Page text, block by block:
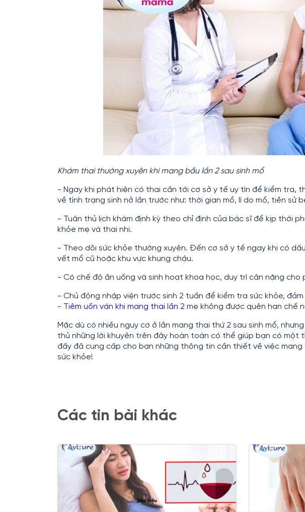
Khám thai thường xuyên khi mang bầu lần 2 sau sinh mổ
- Ngay khi phát hiện có thai cần tới cơ sở y tế uy tín để kiểm tra,
về tình trạng sinh nở lần trước như: thời gian mổ, lí do mổ, tiền sử
- Tuân thủ lịch khám định kỳ theo chỉ định của bác sĩ để kịp thời
khỏe mẹ và thai nhi.
- Theo dõi sức khỏe thường xuyên. Đến cơ sở y tế ngay khi có
vết mổ cũ hoặc khu vực khung chậu.
- Có chế độ ăn uống và sinh hoạt khoa học, duy trì cân nặng cho
- Chủ động nhập viện trước sinh 2 tuần để kiểm tra sức khỏe,
- Tiêm uốn ván khi mang thai lần 2 mẹ không được quên hạn chế
Mặc dù có nhiều nguy cơ ở lần mang thai thứ 2 sau sinh mổ,
thủ những lời khuyên trên đây hoàn toàn có thể giúp bạn có một
đấy đã cung cấp cho bạn những thông tin cần thiết về việc mang
sức khỏe!
Các tin bài khác